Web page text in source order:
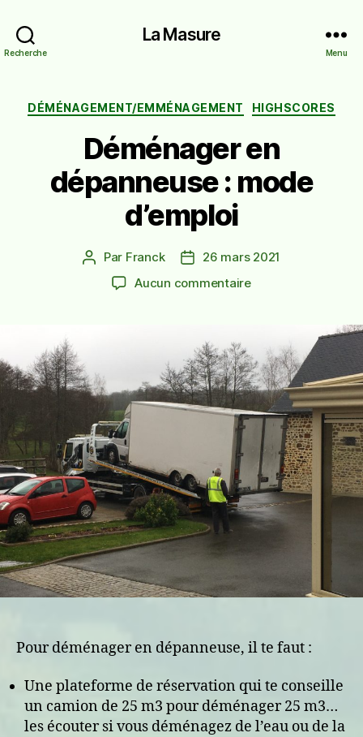
Recherche
La Masure
Menu
Catégories
DÉMÉNAGEMENT/EMMÉNAGEMENT HIGHSCORES
Déménager en
dépanneuse : mode
d’emploi
Auteur
l’article
Par Franck
Date26 mars 2021
Aucun commentairesur
dépanneuse
:
mode
d’emploi
Pour déménager en dépanneuse, il te faut :
Une plateforme de réservation qui te conseille
un camion de 25 m3 pour déménager 25 m3…
les écouter si vous déménagez de l’eau ou de la